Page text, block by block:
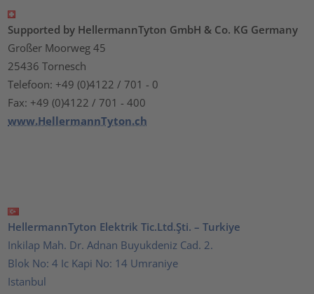
Supported by HellermannTyton GmbH & Co. KG Germany
Großer Moorweg 45
25436 Tornesch
Telefoon: +49 (0)4122 / 701 - 0
Fax: +49 (0)4122 / 701 - 400
www.HellermannTyton.ch
HellermannTyton Elektrik Tic.Ltd.Şti. – Turkiye
Inkilap Mah. Dr. Adnan Buyukdeniz Cad. 2.
Blok No: 4 Ic Kapi No: 14 Umraniye
Istanbul